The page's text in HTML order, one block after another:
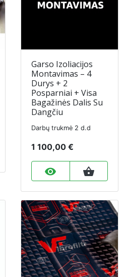
Garso Izoliacijos
Montavimas – 4
Durys + 2
Posparniai + Visa
Bagažinės Dalis Su
Dangčiu
Darbų trukmė 2 d.d
1 100,00 €
remove_red_eye shopping_basket